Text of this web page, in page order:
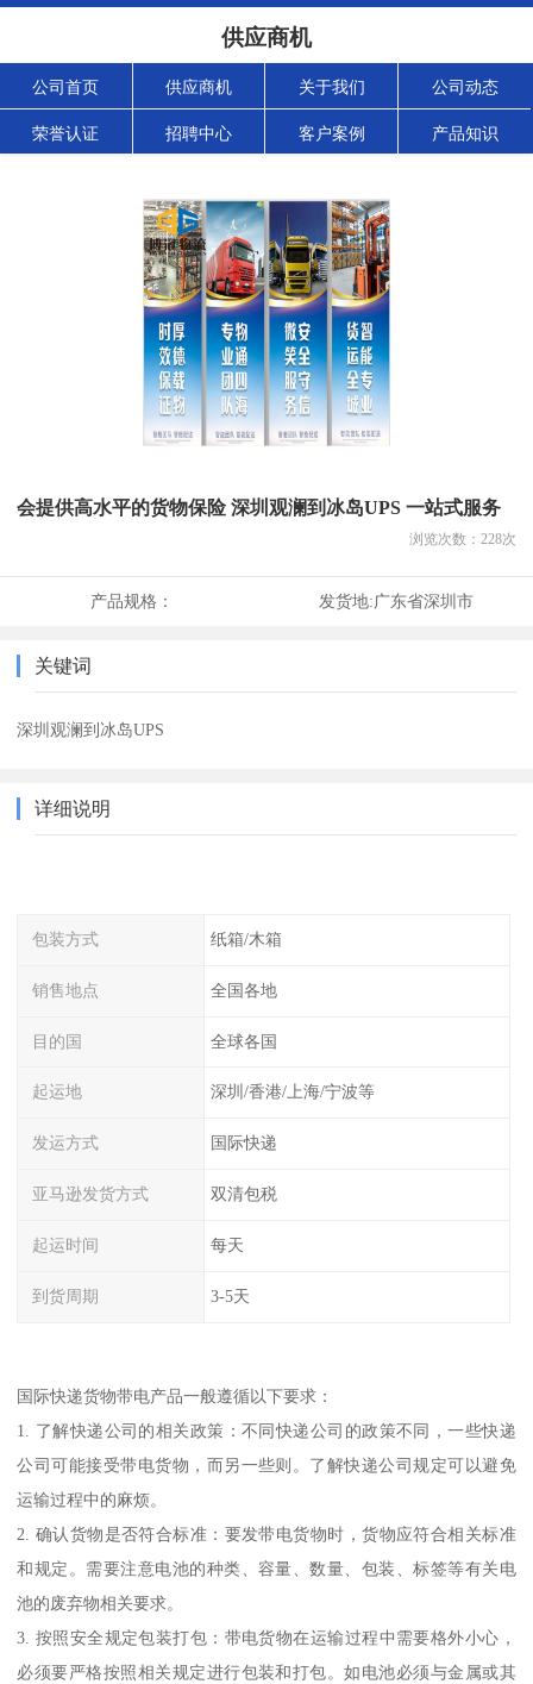
供应商机
公司首页 供应商机 关于我们 公司动态
荣誉认证 招聘中心 客户案例 产品知识
会提供高水平的货物保险 深圳观澜到冰岛UPS 一站式服务
浏览次数： 228次
产品规格： 发货地:广东省深圳市
关键词
深圳观澜到冰岛UPS
详细说明
包装方式 纸箱/木箱
销售地点 全国各地
目的国 全球各国
起运地 深圳/香港/上海/宁波等
发运方式 国际快递
亚马逊发货方式 双清包税
起运时间 每天
到货周期 3-5天
国际快递货物带电产品一般遵循以下要求：
1. 了解快递公司的相关政策：不同快递公司的政策不同，一些快递
公司可能接受带电货物，而另一些则。了解快递公司规定可以避免
运输过程中的麻烦。
2. 确认货物是否符合标准：要发带电货物时，货物应符合相关标准
和规定。需要注意电池的种类、容量、数量、包装、标签等有关电
池的废弃物相关要求。
3. 按照安全规定包装打包：带电货物在运输过程中需要格外小心，
必须要严格按照相关规定进行包装和打包。如电池必须与金属或其